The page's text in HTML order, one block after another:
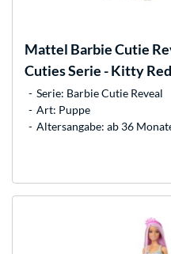
Mattel Barbie Cutie
Cuties Serie - Kitty
Serie: Barbie Cutie Reveal
Art: Puppe
Altersangabe: ab 36